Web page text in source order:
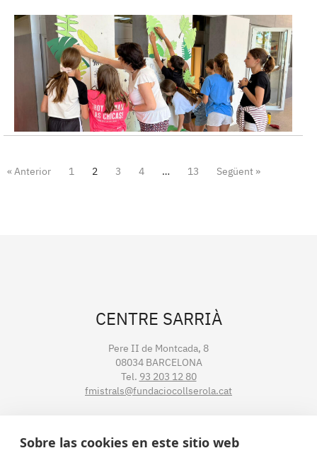
« Anterior 1 2 3 4 … 13 Següent »
CENTRE SARRIÀ
Pere II de Montcada, 8
08034 BARCELONA
Tel. 93 203 12 80
fmistrals@fundaciocollserola.cat
CENTRE TIBIDABO
Sobre las cookies en este sitio web